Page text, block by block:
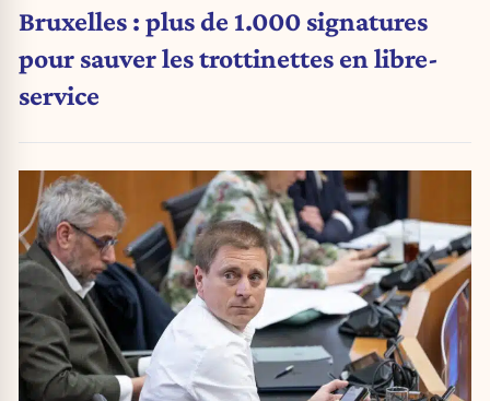
Bruxelles : plus de 1.000 signatures
pour sauver les trottinettes en libre-
service